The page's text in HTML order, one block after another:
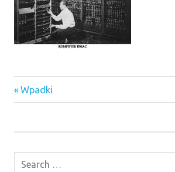
Nawigacja
Previous
Post:
Wpadki